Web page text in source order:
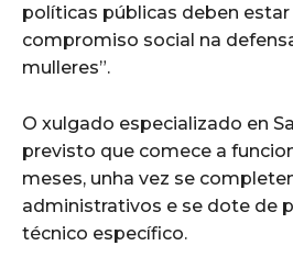
políticas públicas deben estar
compromiso social na
mulleres”.
O xulgado especializado en
previsto que comece a
meses, unha vez se
administrativos e se dote de
técnico específico.